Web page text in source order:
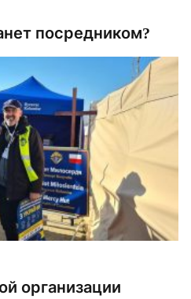
посредником?
организации